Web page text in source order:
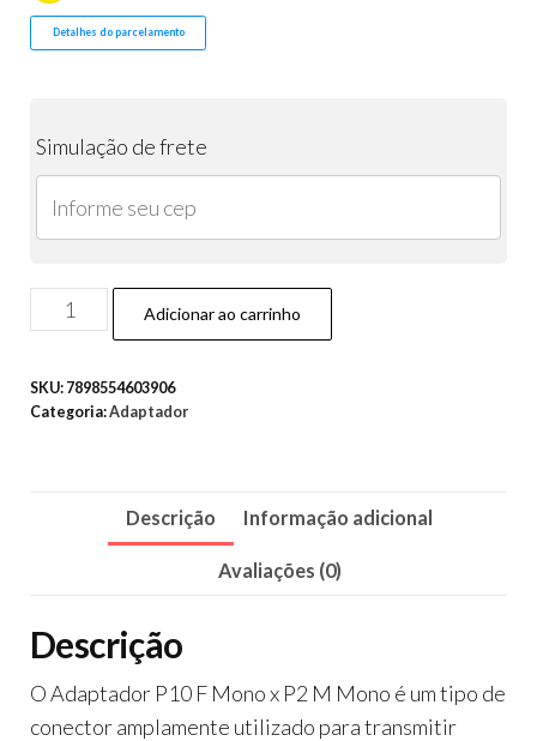
Detalhes do parcelamento
Simulação de frete
Adicionar ao carrinho
SKU: 7898554603906
Categoria:Adaptador
Descrição Informação adicional
Avaliações (0)
Descrição
O Adaptador P10 F Mono x P2 M Mono é um tipo de
conector amplamente utilizado para transmitir